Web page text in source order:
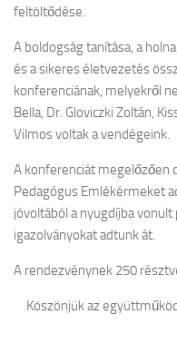
Egyéb események
Pedagógusbál
Általános Iskolások
Honismereti verseny
Himnusz – Szózat
Épített örökség
Erasmus +
Köznevelési
feltöltődése.
A boldogság tanítása, a
és a sikeres életvezetés
konferenciának, melyekről
Bella, Dr. Gloviczki Zoltán,
Vilmos voltak a vendégeink.
A konferenciát megelőzően
Pedagógus Emlékérmeket
jóvoltából a nyugdíjba
igazolványokat adtunk át.
A rendezvénynek 250
Köszönjük az